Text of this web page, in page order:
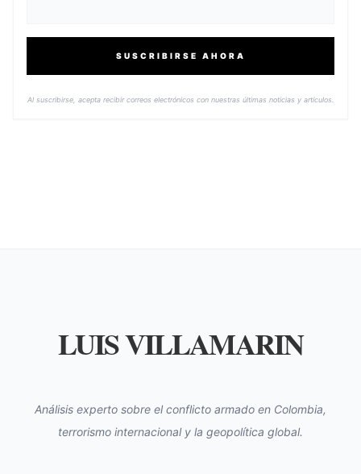
SUSCRIBIRSE AHORA
Al suscribirse, acepta recibir correos electrónicos con nuestras últimas noticias y artículos.
LUIS VILLAMARIN
Análisis experto sobre el conflicto armado en Colombia,
terrorismo internacional y la geopolítica global.